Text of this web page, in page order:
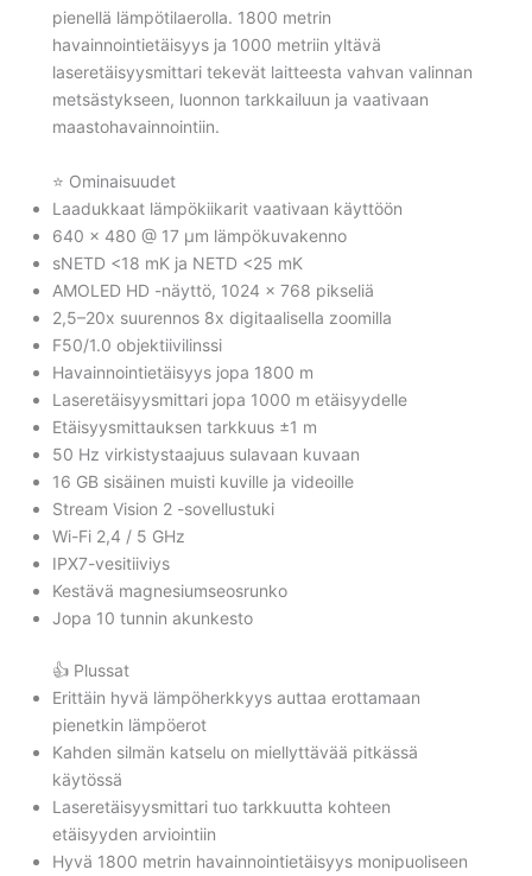
pienellä lämpötilaerolla. 1800 metrin
havainnointietäisyys ja 1000 metriin yltävä
laseretäisyysmittari tekevät laitteesta vahvan valinnan
metsästykseen, luonnon tarkkailuun ja vaativaan
maastohavainnointiin.
⭐ Ominaisuudet
Laadukkaat lämpökiikarit vaativaan käyttöön
640 × 480 @ 17 µm lämpökuvakenno
sNETD <18 mK ja NETD <25 mK
AMOLED HD -näyttö, 1024 × 768 pikseliä
2,5–20x suurennos 8x digitaalisella zoomilla
F50/1.0 objektiivilinssi
Havainnointietäisyys jopa 1800 m
Laseretäisyysmittari jopa 1000 m etäisyydelle
Etäisyysmittauksen tarkkuus ±1 m
50 Hz virkistystaajuus sulavaan kuvaan
16 GB sisäinen muisti kuville ja videoille
Stream Vision 2 -sovellustuki
Wi-Fi 2,4 / 5 GHz
IPX7-vesitiiviys
Kestävä magnesiumseosrunko
Jopa 10 tunnin akunkesto
👍 Plussat
Erittäin hyvä lämpöherkkyys auttaa erottamaan
pienetkin lämpöerot
Kahden silmän katselu on miellyttävää pitkässä
käytössä
Laseretäisyysmittari tuo tarkkuutta kohteen
etäisyyden arviointiin
Hyvä 1800 metrin havainnointietäisyys monipuoliseen